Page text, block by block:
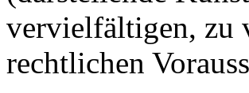
vervielfältigen, zu
rechtlichen